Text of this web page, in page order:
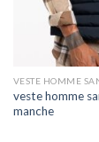
veste homme
manche